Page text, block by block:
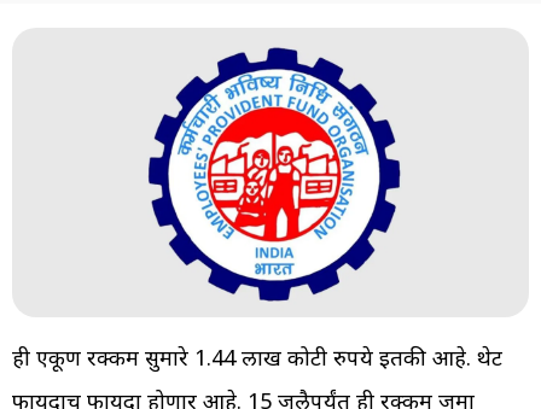
ही एकूण रक्कम सुमारे 1.44 लाख कोटी रुपये इतकी आहे. थेट
फायदाच फायदा होणार आहे. 15 जुलैपर्यंत ही रक्कम जमा